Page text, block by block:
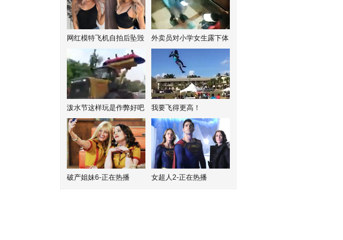
网红模特飞机自拍后坠毁 外卖员对小学女生露下体
泼水节这样玩是作弊好吧 我要飞得更高！
破产姐妹6-正在热播 女超人2-正在热播